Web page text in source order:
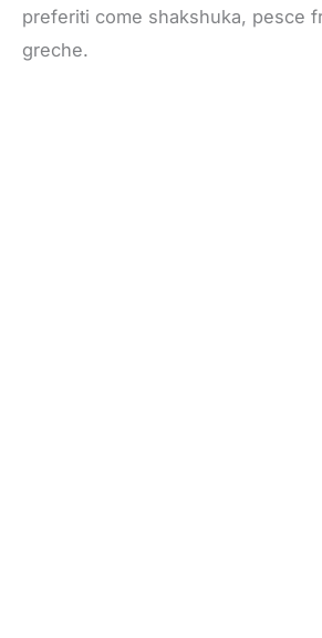
preferiti come shakshuka, pesce
greche.